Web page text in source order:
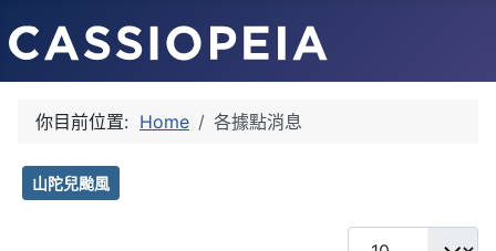
你目前位置: Home 各據點消息
山陀兒颱風
每頁顯示條數